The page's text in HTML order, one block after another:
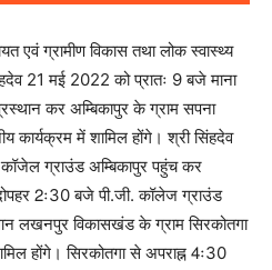
एवं ग्रामीण विकास तथा लोक स्वास्थ्य
21 मई 2022 को प्रातः 9 बजे माना
प्रस्थान कर अम्बिकापुर के ग्राम सपना
कार्यक्रम में शामिल होंगे। श्री सिंहदेव
ग्राउंड अम्बिकापुर पहुंच कर
2ः30 बजे पी.जी. कॉलेज ग्राउंड
लखनपुर विकासखंड के ग्राम सिरकोतगा
होंगे। सिरकोतगा से अपराह्न 4ः30